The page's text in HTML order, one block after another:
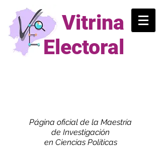
Vitrina
Electoral
Página oficial de la Maestría
de Investigación
en Ciencias Políticas